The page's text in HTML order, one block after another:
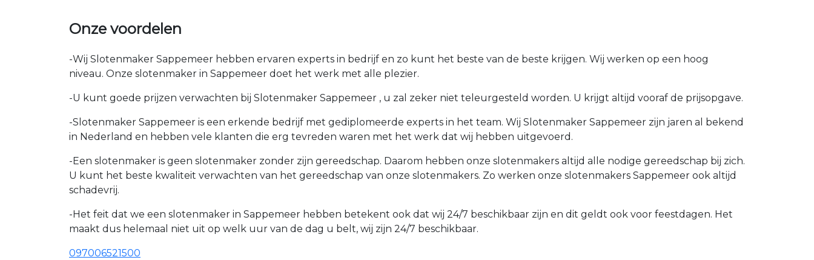
Onze voordelen
-Wij Slotenmaker Sappemeer hebben ervaren experts in bedrijf en zo kunt het beste van de beste krijgen. Wij werken op een hoog
niveau. Onze slotenmaker in Sappemeer doet het werk met alle plezier.
-U kunt goede prijzen verwachten bij Slotenmaker Sappemeer , u zal zeker niet teleurgesteld worden. U krijgt altijd vooraf de prijsopgave.
-Slotenmaker Sappemeer is een erkende bedrijf met gediplomeerde experts in het team. Wij Slotenmaker Sappemeer zijn jaren al bekend
in Nederland en hebben vele klanten die erg tevreden waren met het werk dat wij hebben uitgevoerd.
-Een slotenmaker is geen slotenmaker zonder zijn gereedschap. Daarom hebben onze slotenmakers altijd alle nodige gereedschap bij zich.
U kunt het beste kwaliteit verwachten van het gereedschap van onze slotenmakers. Zo werken onze slotenmakers Sappemeer ook altijd
schadevrij.
-Het feit dat we een slotenmaker in Sappemeer hebben betekent ook dat wij 24/7 beschikbaar zijn en dit geldt ook voor feestdagen. Het
maakt dus helemaal niet uit op welk uur van de dag u belt, wij zijn 24/7 beschikbaar.
097006521500